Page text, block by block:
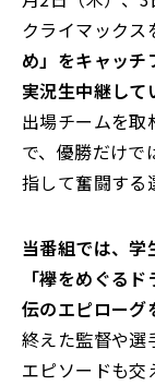
クライマックス
め」をキャッチ
実況生中継して
出場チームを取
で、優勝だけで
指して奮闘する
当番組では、学
「襷をめぐる
伝のエピローグ
終えた監督や選
エピソードも交